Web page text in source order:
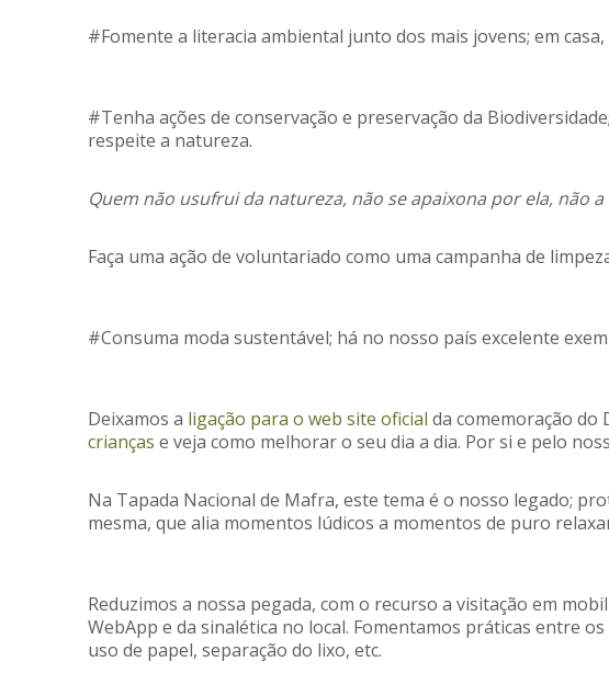
#Fomente a literacia ambiental junto dos mais jovens; em
#Tenha ações de conservação e preservação da
respeite a natureza.
Quem não usufrui da natureza, não se apaixona por ela, não
Faça uma ação de voluntariado como uma campanha de
#Consuma moda sustentável; há no nosso país excelente
Deixamos a ligação para o web site oficial da comemoração do
crianças e veja como melhorar o seu dia a dia. Por si e pelo
Na Tapada Nacional de Mafra, este tema é o nosso legado;
mesma, que alia momentos lúdicos a momentos de puro
Reduzimos a nossa pegada, com o recurso a visitação em
WebApp e da sinalética no local. Fomentamos práticas entre
uso de papel, separação do lixo, etc.